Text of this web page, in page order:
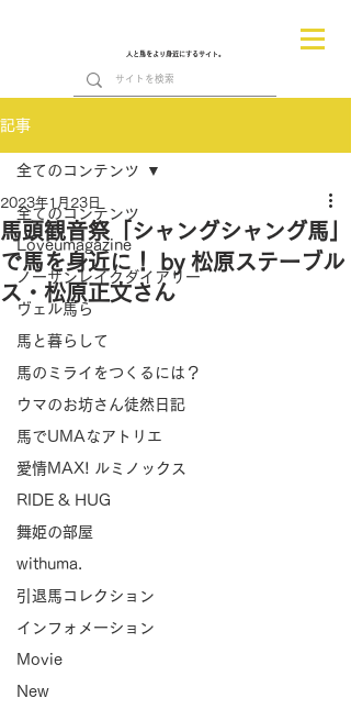
人と馬をより身近にするサイト。
記事
全てのコンテンツ
Loveumagazine
ノーザンレイクダイアリー
ヴェル馬ら
馬と暮らして
馬のミライをつくるには？
ウマのお坊さん徒然日記
馬でUMAなアトリエ
愛情MAX! ルミノックス
RIDE & HUG
舞姫の部屋
withuma.
引退馬コレクション
インフォメーション
Movie
New
全てのコンテンツ
馬頭観音祭「シャングシャング馬」
で馬を身近に！ by 松原ステーブル
ス・松原正文さん
2023年1月23日